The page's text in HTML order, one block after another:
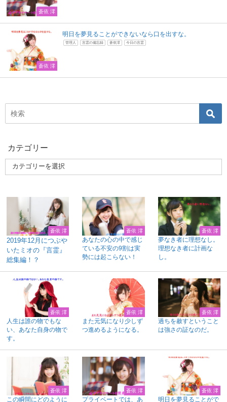
蒼依 澪
蒼依 澪
明日を夢見ることができないなら口を出すな。
管理人 言霊の備忘録 蒼依澪 今日の言霊
カテゴリー
蒼依 澪
2019年12月につぶや
いたミオの『言霊』
総集編！？
蒼依 澪
あなたの心の中で感じ
ている不安の9割は実
勢には起こらない！
蒼依 澪
夢なき者に理想なし。
理想なき者に計画な
し。
蒼依 澪
人生は誰の物でもな
い、あなた自身の物で
す。
蒼依 澪
また元気になり少しず
つ進めるようになる。
蒼依 澪
過ちを赦すということ
は強さの証なのだ。
蒼依 澪
この瞬間にどのように
蒼依 澪
プライベートでは、あ
蒼依 澪
明日を夢見ることがで